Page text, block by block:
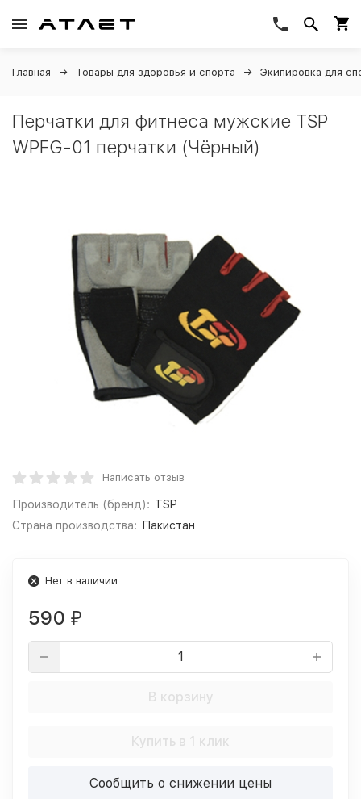
Главная Товары для здоровья и спорта Экипировка для
Перчатки для фитнеса мужские TSP
WPFG-01 перчатки (Чёрный)
Написать отзыв
Производитель (бренд): TSP
Страна производства:
Пакистан
Нет в наличии
590 ₽
В корзину
Купить в 1 клик
Сообщить о снижении цены